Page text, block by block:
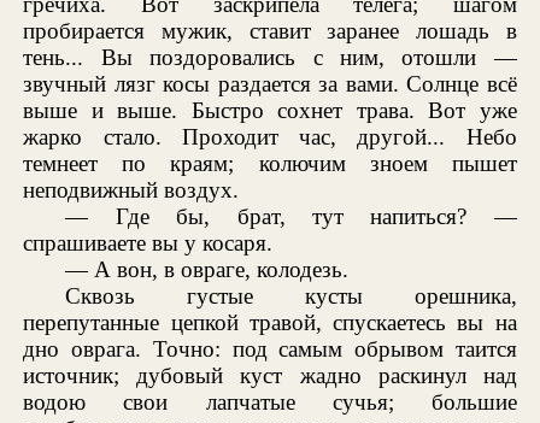
пробирается мужик, ставит заранее лошадь в
тень... Вы поздоровались с ним, отошли —
звучный лязг косы раздается за вами. Солнце всё
выше и выше. Быстро сохнет трава. Вот уже
жарко стало. Проходит час, другой... Небо
темнеет по краям; колючим зноем пышет
неподвижный воздух.
— Где бы, брат, тут напиться? —
спрашиваете вы у косаря.
— А вон, в овраге, колодезь.
Сквозь густые кусты орешника,
перепутанные цепкой травой, спускаетесь вы на
дно оврага. Точно: под самым обрывом таится
источник; дубовый куст жадно раскинул над
водою свои лапчатые сучья; большие